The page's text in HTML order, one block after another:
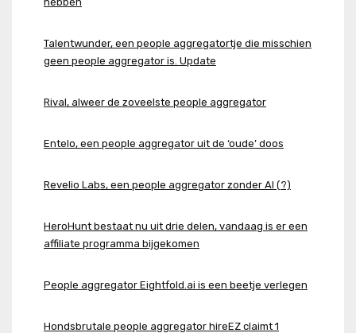
Talentwunder, een people aggregatortje die misschien
geen people aggregator is. Update
Rival, alweer de zoveelste people aggregator
Entelo, een people aggregator uit de ‘oude’ doos
Revelio Labs, een people aggregator zonder AI (?)
HeroHunt bestaat nu uit drie delen, vandaag is er een
affiliate programma bijgekomen
People aggregator Eightfold.ai is een beetje verlegen
Hondsbrutale people aggregator hireEZ claimt 1